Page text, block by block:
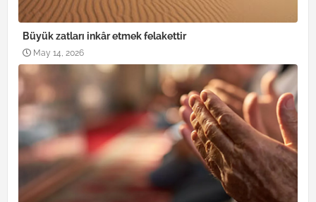
Büyük zatları inkâr etmek felakettir
May 14, 2026